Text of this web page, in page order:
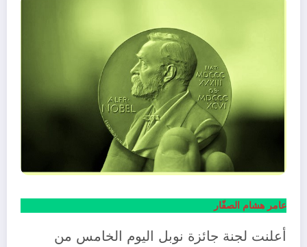
عامر هشام الصفّار
أعلنت لجنة جائزة نوبل اليوم الخامس من